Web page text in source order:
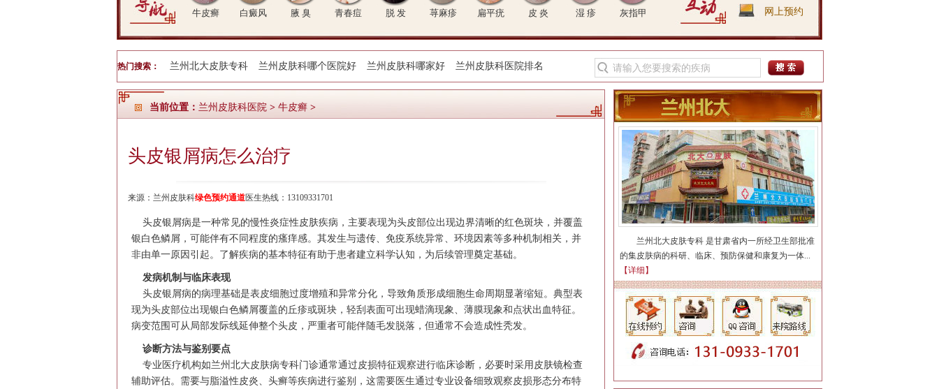
牛皮癣 白癜风 腋 臭 青春痘 脱 发 荨麻疹 扁平疣 皮 炎 湿 疹 灰指甲 网上预约
热门搜索： 兰州北大皮肤专科 兰州皮肤科哪个医院好 兰州皮肤科哪家好 兰州皮肤科医院排名
当前位置： 兰州皮肤科医院 > 牛皮癣 >
头皮银屑病怎么治疗
来源： 兰州皮肤科绿色预约通道医生热线：13109331701
头皮银屑病是一种常见的慢性炎症性皮肤疾病，主要表现为头皮部位出现边界清晰的红色斑块，并覆盖
银白色鳞屑，可能伴有不同程度的瘙痒感。其发生与遗传、免疫系统异常、环境因素等多种机制相关，并
非由单一原因引起。了解疾病的基本特征有助于患者建立科学认知，为后续管理奠定基础。
发病机制与临床表现
头皮银屑病的病理基础是表皮细胞过度增殖和异常分化，导致角质形成细胞生命周期显著缩短。典型表
现为头皮部位出现银白色鳞屑覆盖的丘疹或斑块，轻刮表面可出现蜡滴现象、薄膜现象和点状出血特征。
病变范围可从局部发际线延伸整个头皮，严重者可能伴随毛发脱落，但通常不会造成性秃发。
诊断方法与鉴别要点
专业医疗机构如兰州北大皮肤病专科门诊通常通过皮损特征观察进行临床诊断，必要时采用皮肤镜检查
辅助评估。需要与脂溢性皮炎、头癣等疾病进行鉴别，这需要医生通过专业设备细致观察皮损形态分布特
兰州北大皮肤专科 是甘肃省内一所经卫生部批准
的集皮肤病的科研、临床、预防保健和康复为一体...
【详细】
吴月志
简介：擅长诊治：银屑病、
鱼鳞病、白斑、皮炎湿疹、
荨麻疹，...【详细】
陈静
简介：【个人简介】 从事皮
汪洋
简介：
医生擅长牛皮癣、鱼
鳞病、白癜风、青春痘(痤